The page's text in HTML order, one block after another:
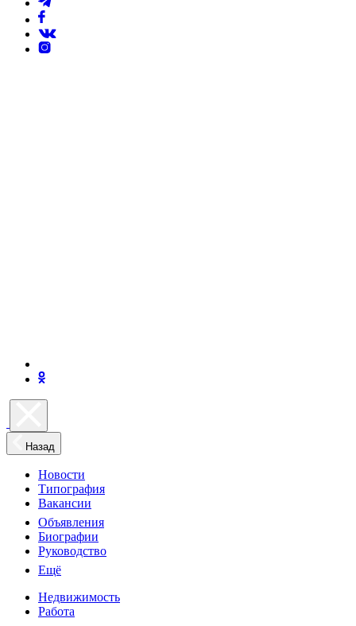
Назад
Новости
Типография
Вакансии
Объявления
Биографии
Руководство
Ещё
Недвижимость
Работа